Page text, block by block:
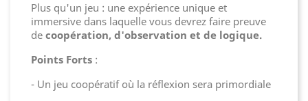
Plus qu'un jeu : une expérience unique et
immersive dans laquelle vous devrez faire preuve
de coopération, d'observation et de logique.
Points Forts :
- Un jeu coopératif où la réflexion sera primordiale